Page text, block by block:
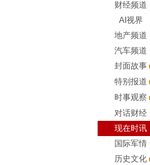
财经频道
AI视界
地产频道
汽车频道
封面故事
特别报道
时事观察
对话财经
现在时讯
国际军情
历史文化